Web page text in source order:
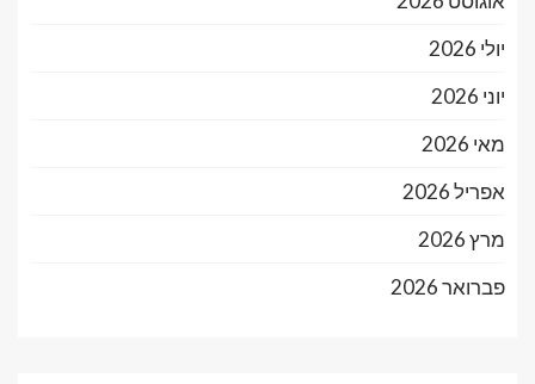
יולי 2026
יוני 2026
מאי 2026
אפריל 2026
מרץ 2026
פברואר 2026